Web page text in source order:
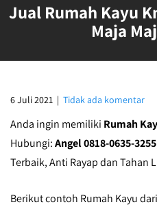
Jual Rumah Kayu
Maja
6 Juli 2021 | Tidak ada komentar
Anda ingin memiliki Rumah
Hubungi:Angel 0818-0635-3255
Terbaik, Anti Rayap dan Tahan
Berikut contoh Rumah Kayu